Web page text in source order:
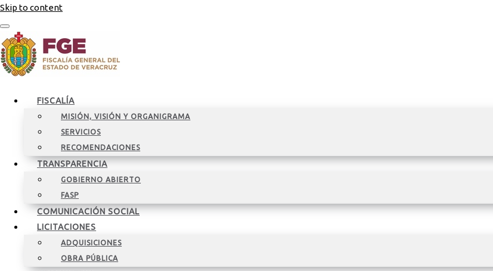
Skip to content
FISCALÍA
MISIÓN, VISIÓN Y ORGANIGRAMA
SERVICIOS
RECOMENDACIONES
TRANSPARENCIA
GOBIERNO ABIERTO
FASP
COMUNICACIÓN SOCIAL
LICITACIONES
ADQUISICIONES
OBRA PÚBLICA